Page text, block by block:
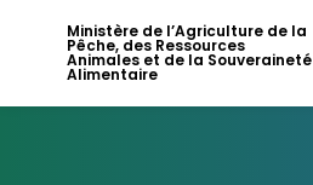
Ministère de l’Agriculture de la
Pêche, des Ressources
Animales et de la Souveraineté
Alimentaire